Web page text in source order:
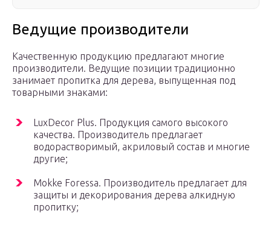
Ведущие производители
Качественную продукцию предлагают многие
производители. Ведущие позиции традиционно
занимает пропитка для дерева, выпущенная под
товарными знаками:
LuxDecor Plus. Продукция самого высокого
качества. Производитель предлагает
водорастворимый, акриловый состав и многие
другие;
Mokke Foressa. Производитель предлагает для
защиты и декорирования дерева алкидную
пропитку;